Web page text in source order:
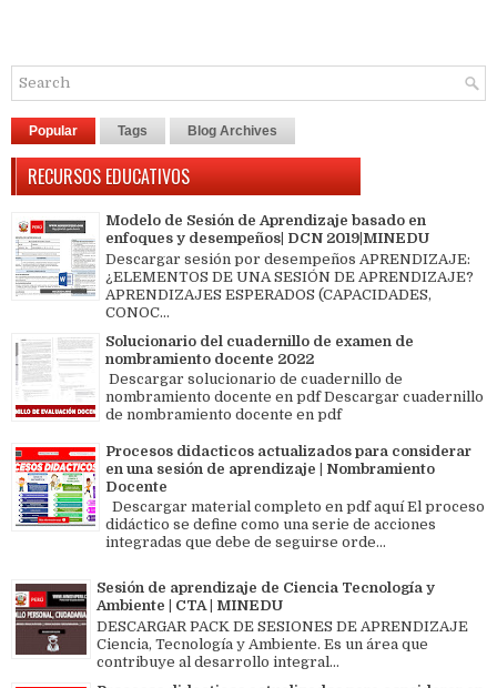
Popular Tags Blog Archives
RECURSOS EDUCATIVOS
Modelo de Sesión de Aprendizaje basado en
enfoques y desempeños| DCN 2019|MINEDU
Descargar sesión por desempeños APRENDIZAJE:
¿ELEMENTOS DE UNA SESIÓN DE APRENDIZAJE?
APRENDIZAJES ESPERADOS (CAPACIDADES,
CONOC...
Solucionario del cuadernillo de examen de
nombramiento docente 2022
Descargar solucionario de cuadernillo de
nombramiento docente en pdf Descargar cuadernillo
de nombramiento docente en pdf
Procesos didacticos actualizados para considerar
en una sesión de aprendizaje | Nombramiento
Docente
Descargar material completo en pdf aquí El proceso
didáctico se define como una serie de acciones
integradas que debe de seguirse orde...
Sesión de aprendizaje de Ciencia Tecnología y
Ambiente | CTA | MINEDU
DESCARGAR PACK DE SESIONES DE APRENDIZAJE
Ciencia, Tecnología y Ambiente. Es un área que
contribuye al desarrollo integral...